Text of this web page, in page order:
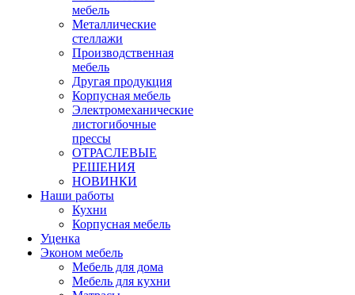
мебель
Металлические
стеллажи
Производственная
мебель
Другая продукция
Корпусная мебель
Электромеханические
листогибочные
прессы
ОТРАСЛЕВЫЕ
РЕШЕНИЯ
НОВИНКИ
Наши работы
Кухни
Корпусная мебель
Уценка
Эконом мебель
Мебель для дома
Мебель для кухни